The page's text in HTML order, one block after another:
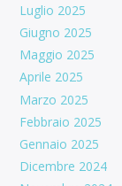
Luglio 2025
Giugno 2025
Maggio 2025
Aprile 2025
Marzo 2025
Febbraio 2025
Gennaio 2025
Dicembre 2024